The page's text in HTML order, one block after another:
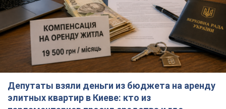
2 години тому 31,9 т.
Российская армия совершила массированную
атаку на Одессу: горела историческая часть
города, есть пострадавшие. Фото и видео
Для террора враг применил ракеты и дроны
20,5 т.